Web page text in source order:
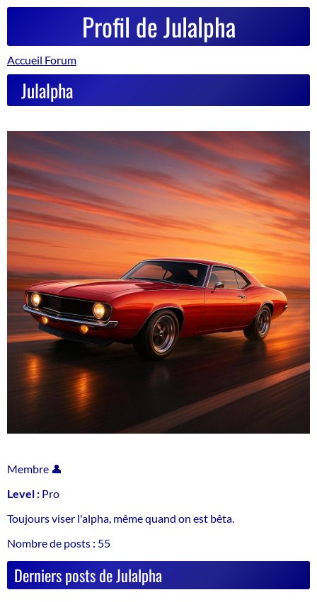
Profil de Julalpha
Accueil Forum
Julalpha
Membre 👤
Level : Pro
Toujours viser l'alpha, même quand on est bêta.
Nombre de posts : 55
Derniers posts de Julalpha